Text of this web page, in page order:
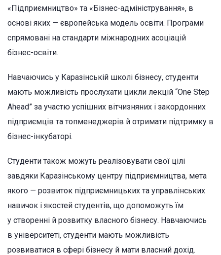
«Підприємництво» та «Бізнес-адміністрування», в
основі яких — європейська модель освіти. Програми
спрямовані на стандарти міжнародних асоціацій
бізнес-освіти.
Навчаючись у Каразінській школі бізнесу, студенти
мають можливість прослухати цикли лекцій “One Step
Ahead” за участю успішних вітчизняних і закордонних
підприємців та топменеджерів й отримати підтримку в
бізнес-інкубаторі.
Студенти також можуть реалізовувати свої цілі
завдяки Каразінському центру підприємництва, мета
якого — розвиток підприємницьких та управлінських
навичок і якостей студентів, що допоможуть їм
у створенні й розвитку власного бізнесу. Навчаючись
в університеті, студенти мають можливість
розвиватися в сфері бізнесу й мати власний дохід.